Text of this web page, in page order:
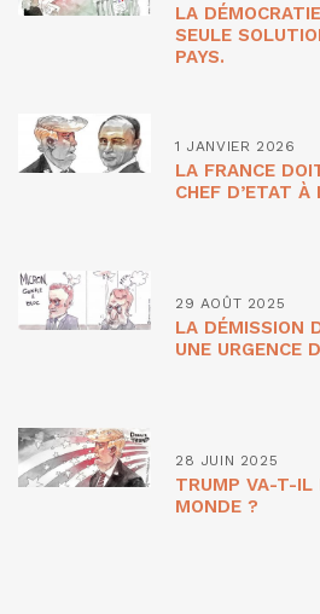
LA
SEULE
PAYS.
1 JANVIER 2026
LA FRANCE
CHEF D’ETAT À
29 AOÛT 2025
LA DÉMISSION
UNE URGENCE
28 JUIN 2025
TRUMP VA-T-IL
MONDE ?